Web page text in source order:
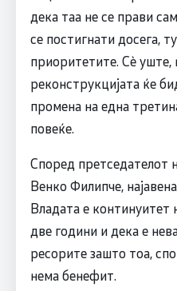
дека таа не се прави
се постигнати досега,
приоритетите. Сè уште,
реконструкцијата ќе
промена на една
повеќе.
Според
Венко Филипче,
Владата е континуитет
две години и дека е
ресорите зашто тоа,
нема бенефит.